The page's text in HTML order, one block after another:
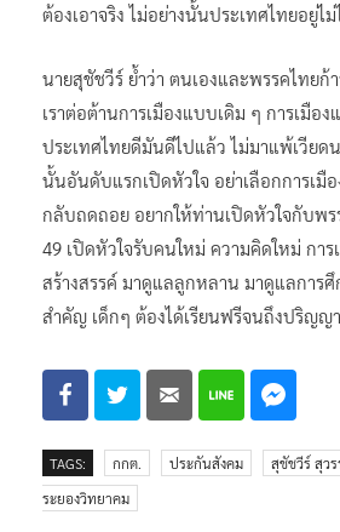
ต้องเอาจริง ไม่อย่างนั้นประเทศไทยอยู่ไม่
นายสุชัชวีร์ ย้ำว่า ตนเองและพรรคไทยก้
เราต่อต้านการเมืองแบบเดิม ๆ การเมือง
ประเทศไทยดีมันดีไปแล้ว ไม่มาแพ้เวียด
นั้นอันดับแรกเปิดหัวใจ อย่าเลือกการเมื
กลับถดถอย อยากให้ท่านเปิดหัวใจกับพร
49 เปิดหัวใจรับคนใหม่ ความคิดใหม่ การ
สร้างสรรค์ มาดูแลลูกหลาน มาดูแลการ
สำคัญ เด็กๆ ต้องได้เรียนฟรีจนถึงปริญญ
TAGS: กกต. ประกันสังคม สุชัชวีร์ สุว
ระยองวิทยาคม